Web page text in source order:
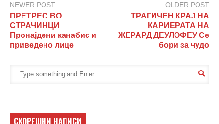
NEWER POST
ПРЕТРЕС ВО
СТРАЧИНЦИ
Пронајдени канабис и
приведено лице
OLDER POST
ТРАГИЧЕН КРАЈ НА
КАРИЕРАТА НА
ЖЕРАРД ДЕУЛОФЕУ Се
бори за чудо
СКОРЕШНИ НАПИСИ